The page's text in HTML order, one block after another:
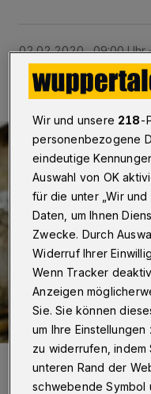
02.02.2020 , 09:00 Uhr
Auf den bunten Steinen an
Einrichtungsleiterin Klaudia
derjenigen Menschen, die
Wir und unsere 218-
personenbezogene
eindeutige
Auswahl von OK
für die unter „Wir
Daten, um Ihnen
Zwecke. Durch
Widerruf Ihrer
Wenn Tracker
Anzeigen
Sie. Sie können
um Ihre
zu widerrufen, indem
unteren Rand der
schwebende Symbol